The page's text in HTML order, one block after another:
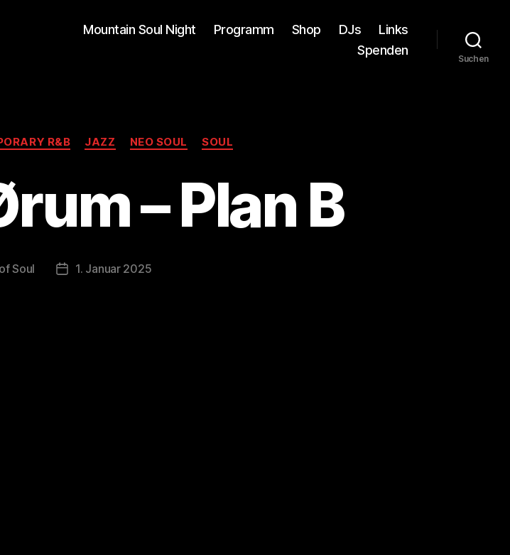
Mountain Soul Night Programm Shop DJs
Links
Spenden
Suchen
Kategorien
R&B JAZZ NEO SOUL SOUL
– Plan B
Soul Veröffentlichungsdatum
1. Januar 2025